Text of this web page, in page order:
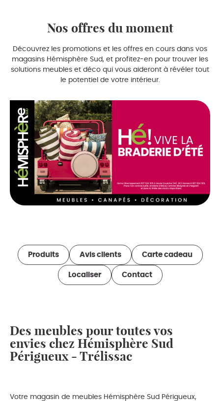
Nos offres du moment
Découvrez les promotions et les offres en cours dans vos
magasins Hémisphère Sud, et profitez-en pour trouver les
solutions meubles et déco qui vous aideront à révéler tout
le potentiel de votre intérieur.
Produits Avis clients Carte cadeau
Localiser Contact
Des meubles pour toutes vos
envies chez Hémisphère Sud
Périgueux - Trélissac
Votre magasin de meubles Hémisphère Sud Périgueux,